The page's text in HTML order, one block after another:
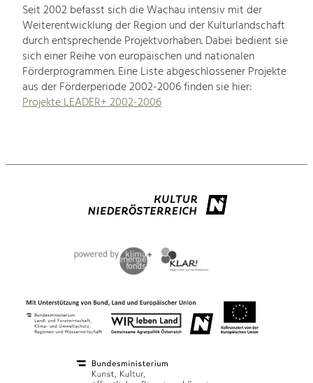
Seit 2002 befasst sich die Wachau intensiv mit der
Weiterentwicklung der Region und der Kulturlandschaft
durch entsprechende Projektvorhaben. Dabei bedient sie
sich einer Reihe von europäischen und nationalen
Förderprogrammen. Eine Liste abgeschlossener Projekte
aus der Förderperiode 2002-2006 finden sie hier:
Projekte LEADER+ 2002-2006